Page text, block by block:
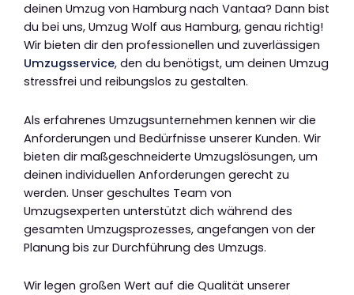
deinen Umzug von Hamburg nach Vantaa? Dann bist
du bei uns, Umzug Wolf aus Hamburg, genau richtig!
Wir bieten dir den professionellen und zuverlässigen
Umzugsservice, den du benötigst, um deinen Umzug
stressfrei und reibungslos zu gestalten.
Als erfahrenes Umzugsunternehmen kennen wir die
Anforderungen und Bedürfnisse unserer Kunden. Wir
bieten dir maßgeschneiderte Umzugslösungen, um
deinen individuellen Anforderungen gerecht zu
werden. Unser geschultes Team von
Umzugsexperten unterstützt dich während des
gesamten Umzugsprozesses, angefangen von der
Planung bis zur Durchführung des Umzugs.
Wir legen großen Wert auf die Qualität unserer